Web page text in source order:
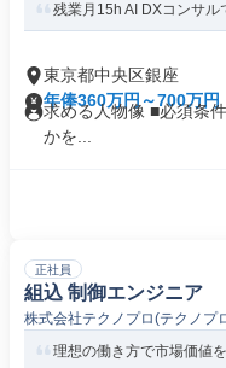
残業月15h AI DXコンサル
東京都中央区銀座
年俸360万円～700万円
求める人物像 ■必須条
かを...
正社員
組込 制御エンジニア
株式会社テクノプロ(テクノプ
理想の働き方で市場価値